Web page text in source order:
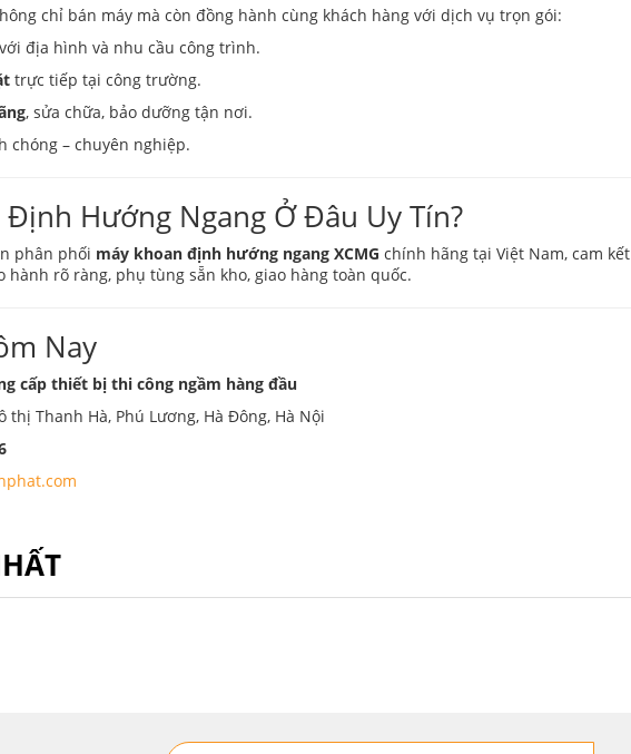
chỉ bán máy mà còn đồng hành cùng khách hàng với dịch vụ trọn gói:
địa hình và nhu cầu công trình.
trực tiếp tại công trường.
, sửa chữa, bảo dưỡng tận nơi.
chóng – chuyên nghiệp.
Hướng Ngang Ở Đâu Uy Tín?
phân phối máy khoan định hướng ngang XCMG chính hãng tại Việt Nam, cam
hành rõ ràng, phụ tùng sẵn kho, giao hàng toàn quốc.
Nay
cấp thiết bị thi công ngầm hàng đầu
thị Thanh Hà, Phú Lương, Hà Đông, Hà Nội